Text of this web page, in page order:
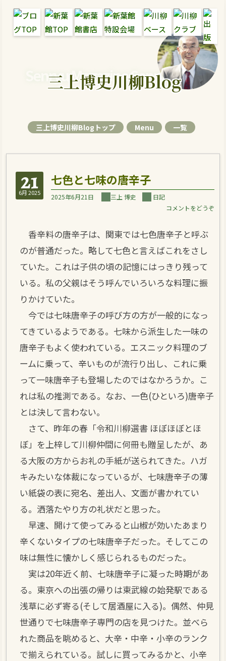
Senryu Magazine Senryu Blog
三上博史川柳Blog
三上博史川柳Blogトップ Menu 一覧
21
6月 2025
七色と七味の唐辛子
2025年6月21日 三上 博史
日記
コメントをどうぞ
香辛料の唐辛子は、関東では七色唐辛子と呼ぶ
のが普通だった。略して七色と言えばこれをさし
ていた。これは子供の頃の記憶にはっきり残って
いる。私の父親はそう呼んでいろいろな料理に振
りかけていた。
今では七味唐辛子の呼び方の方が一般的になっ
てきているようである。七味から派生した一味の
唐辛子もよく使われている。エスニック料理のブ
ームに乗って、辛いものが流行り出し、これに乗
って一味唐辛子も登場したのではなかろうか。こ
れは私の推測である。なお、一色(ひといろ)唐辛子
とは決して言わない。
さて、昨年の春「令和川柳選書 ほぼほぼとほ
ぼ」を上梓して川柳仲間に何冊も贈呈したが、あ
る大阪の方からお礼の手紙が送られてきた。ハガ
キみたいな体裁になっているが、七味唐辛子の薄
い紙袋の表に宛名、差出人、文面が書かれてい
る。洒落たやり方の礼状だと思った。
早速、開けて使ってみると山椒が効いたあまり
辛くないタイプの七味唐辛子だった。そしてこの
味は無性に懐かしく感じられるものだった。
実は20年近く前、七味唐辛子に凝った時期があ
る。東京への出張の帰りは東武線の始発駅である
浅草に必ず寄る(そして居酒屋に入る)。偶然、仲見
世通りで七味唐辛子専門の店を見つけた。並べら
れた商品を眺めると、大辛・中辛・小辛のランク
で揃えられている。試しに買ってみるかと、小辛